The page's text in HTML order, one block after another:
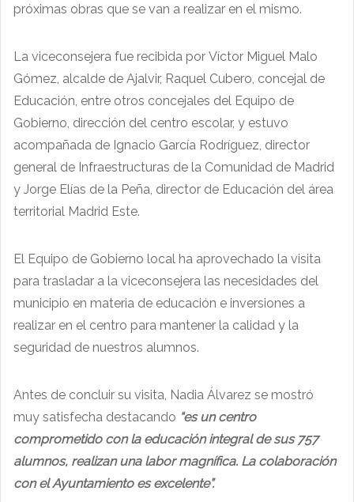
próximas obras que se van a realizar en el mismo.
La viceconsejera fue recibida por Víctor Miguel Malo
Gómez, alcalde de Ajalvir, Raquel Cubero, concejal de
Educación, entre otros concejales del Equipo de
Gobierno, dirección del centro escolar, y estuvo
acompañada de Ignacio García Rodríguez, director
general de Infraestructuras de la Comunidad de Madrid
y Jorge Elías de la Peña, director de Educación del área
territorial Madrid Este.
El Equipo de Gobierno local ha aprovechado la visita
para trasladar a la viceconsejera las necesidades del
municipio en materia de educación e inversiones a
realizar en el centro para mantener la calidad y la
seguridad de nuestros alumnos.
Antes de concluir su visita, Nadia Álvarez se mostró
muy satisfecha destacando “es un centro
comprometido con la educación integral de sus 757
alumnos, realizan una labor magnífica. La colaboración
con el Ayuntamiento es excelente”.